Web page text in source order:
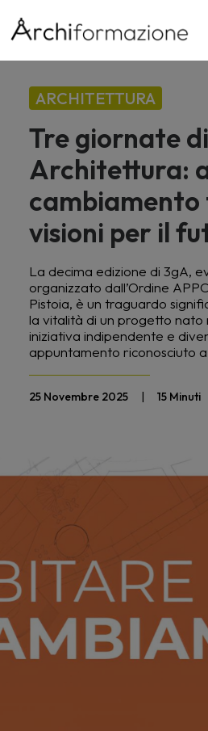
ARCHITETTURA
Tre giornate di
Architettura:
visioni per il
La decima edizione di 3gA,
organizzato dall’Ordine
Pistoia, è un traguardo
la vitalità di un progetto nato
iniziativa indipendente e
appuntamento riconosciuto
25 Novembre 2025 | 15 Minuti